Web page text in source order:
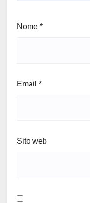
Nome *
Email *
Sito web